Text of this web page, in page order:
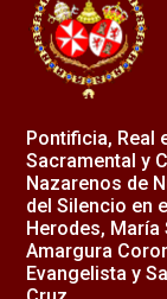
Pontificia, Real
Sacramental y
Nazarenos de
del Silencio en
Herodes, María
Amargura
Evangelista y